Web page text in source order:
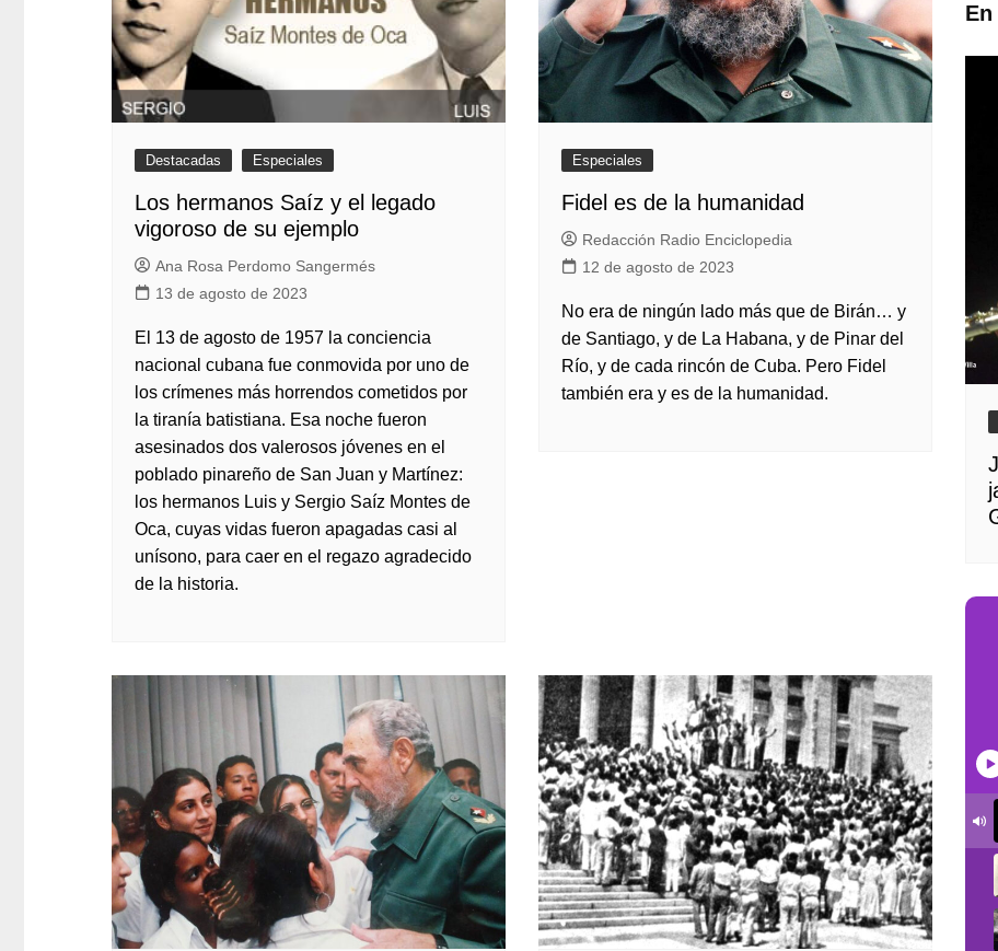
Destacadas Especiales
Los hermanos Saíz y el legado
vigoroso de su ejemplo
Ana Rosa Perdomo Sangermés
13 de agosto de 2023
El 13 de agosto de 1957 la conciencia
nacional cubana fue conmovida por uno de
los crímenes más horrendos cometidos por
la tiranía batistiana. Esa noche fueron
asesinados dos valerosos jóvenes en el
poblado pinareño de San Juan y Martínez:
los hermanos Luis y Sergio Saíz Montes de
Oca, cuyas vidas fueron apagadas casi al
unísono, para caer en el regazo agradecido
de la historia.
Especiales
Fidel es de la humanidad
Redacción Radio Enciclopedia
12 de agosto de 2023
No era de ningún lado más que de Birán… y
de Santiago, y de La Habana, y de Pinar del
Río, y de cada rincón de Cuba. Pero Fidel
también era y es de la humanidad.